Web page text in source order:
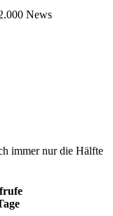
News
immer nur die Hälfte